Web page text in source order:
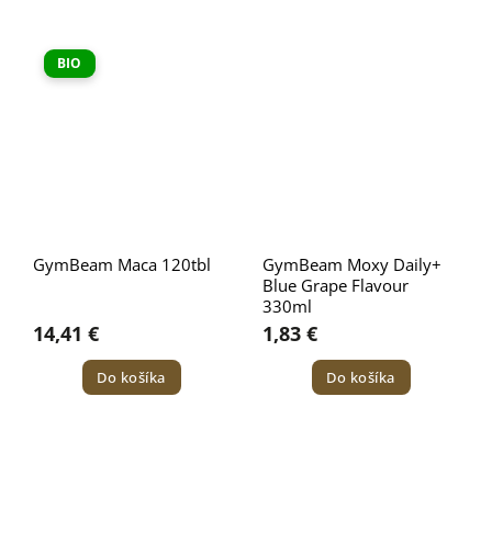
BIO
GymBeam Maca 120tbl
14,41 €
Do košíka
GymBeam Moxy Daily+
Blue Grape Flavour
330ml
1,83 €
Do košíka